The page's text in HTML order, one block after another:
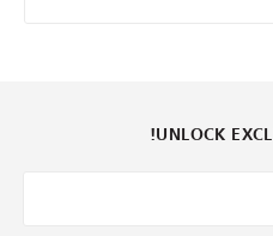
UNLOCK